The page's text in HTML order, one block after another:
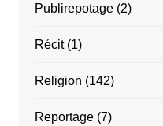
Publirepotage(2)
Récit(1)
Religion (142)
Reportage(7)